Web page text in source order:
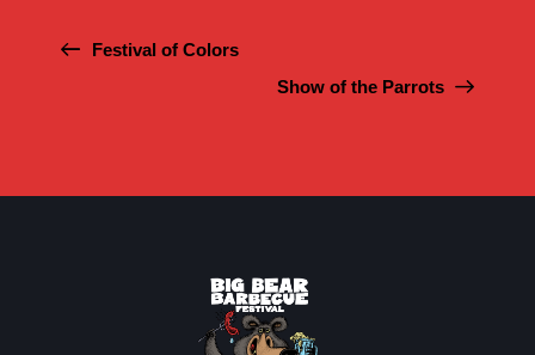
Festival of Сolors
Show of the Parrots